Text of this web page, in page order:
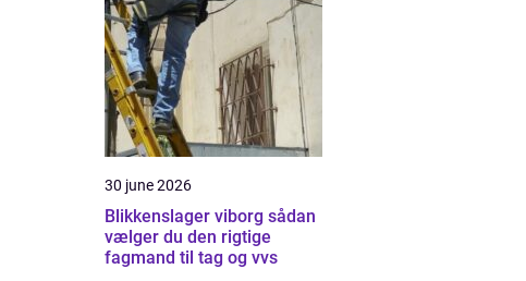
30 june 2026
Blikkenslager viborg sådan
vælger du den rigtige
fagmand til tag og vvs